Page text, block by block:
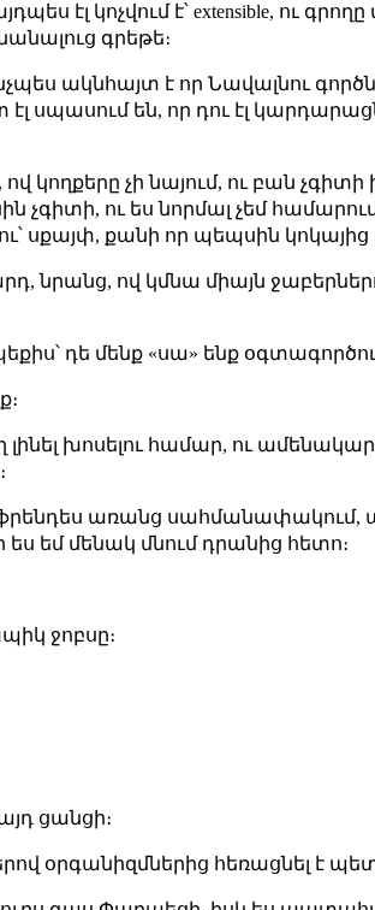
էլ կոչվում է՝ extensible, ու
գրեթե։
ակնհայտ է որ Նավալնու
սպասում են, որ դու էլ
ով կողքերը չի նայում, ու բան
ու ես նորմալ չեմ
սքայփ, քանի որ պեպսին կոկայից
նրանց, ով կմնա միայն
դե մենք «սա» ենք
խոսելու համար, ու
ֆրենդես առանց սահմանափակում,
ես եմ մենակ մնում դրանից հետո։
ջոբսը։
ցանցի։
օրգանիզմներից հեռացնել է